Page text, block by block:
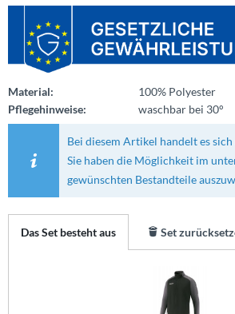
Material:
100% Polyester
Pflegehinweise:
waschbar bei 30°
Bei diesem Artikel handelt es
Sie haben die Möglichkeit im
gewünschten Bestandteile
Das Set besteht aus Set